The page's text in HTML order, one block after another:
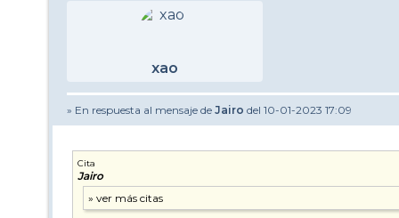
xao
» En respuesta al mensaje de Jairo del 10-01-2023 17:09
Cita
Jairo